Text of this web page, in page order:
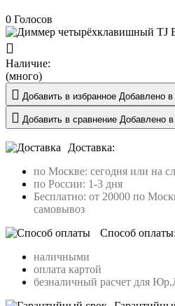
0 Голосов
Наличие:
(много)
Добавить в избранное Добавлено в
Добавить в сравнение Добавлено
Доставка:
по Москве: сегодня или на
по России: 1-3 дня
Бесплатно: от 20000 по
самовывоз
Способ оплаты:
наличными
оплата картой
безналичный расчет для